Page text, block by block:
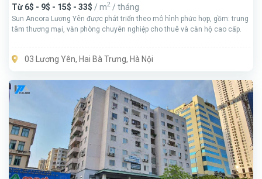
Từ 6$ - 9$ - 15$ - 33$ / m2 / tháng
Sun Ancora Lương Yên được phát triển theo mô hình phức hợp, gồm: trung
tâm thương mại, văn phòng chuyên nghiệp cho thuê và căn hộ cao cấp.
03 Lương Yên, Hai Bà Trưng, Hà Nội